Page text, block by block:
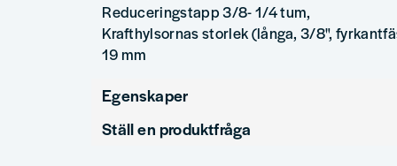
Reduceringstapp 3/8- 1/4 tum,
Krafthylsornas storlek (långa, 3/8",
19 mm
Egenskaper
Produkttyp
Ställ en produktfråga